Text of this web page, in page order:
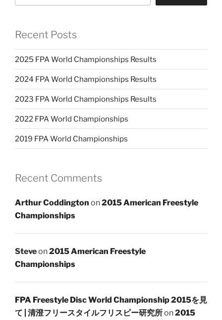
Recent Posts
2025 FPA World Championships Results
2024 FPA World Championships Results
2023 FPA World Championships Results
2022 FPA World Championships
2019 FPA World Championships
Recent Comments
Arthur Coddington on2015 American Freestyle
Championships
Steveon2015 American Freestyle
Championships
FPA Freestyle Disc World Championship 2015を見
て | 清澄フリースタイルフリスビー研究所on2015